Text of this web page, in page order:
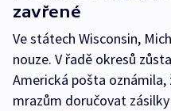
zavřené
Ve státech Wisconsin,
nouze. V řadě okresů
Americká pošta
mrazům doručovat